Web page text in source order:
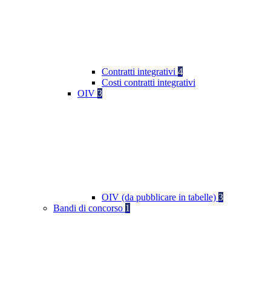
Contratti integrativi 4
Costi contratti integrativi
OIV 3
OIV (da pubblicare in tabelle) 3
Bandi di concorso 1